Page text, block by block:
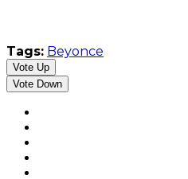
Tags: Beyonce
Vote Up
Vote Down